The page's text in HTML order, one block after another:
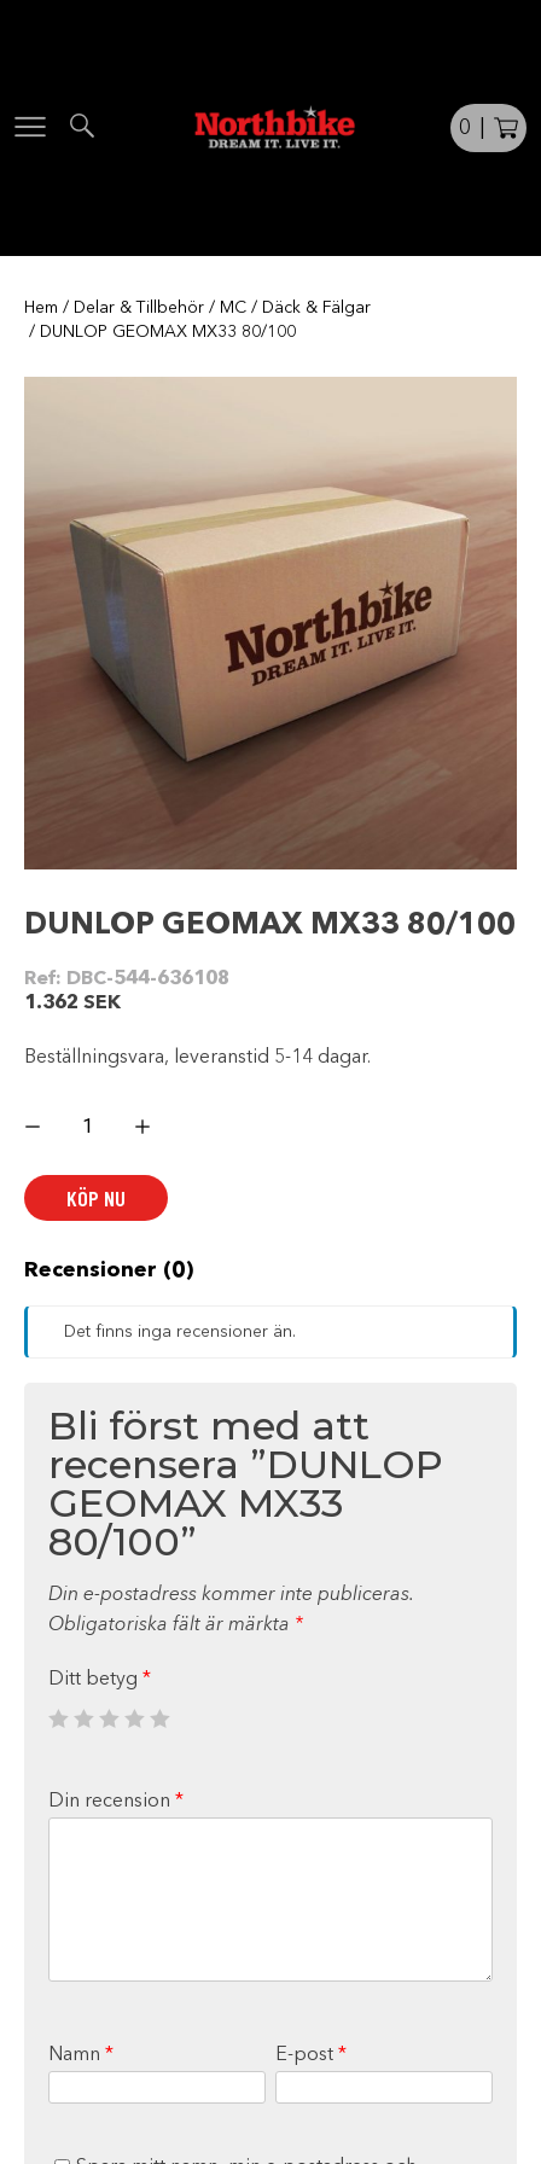
0
Hem / Delar & Tillbehör / MC / Däck & Fälgar
/ DUNLOP GEOMAX MX33 80/100
DUNLOP GEOMAX MX33 80/100
Ref: DBC-544-636108
1.362 SEK
Beställningsvara, leveranstid 5-14 dagar.
GEOMAX
mängd
KÖP NU
Recensioner (0)
Det finns inga recensioner än.
Bli först med att
recensera ”DUNLOP
GEOMAX MX33
80/100”
Din e-postadress kommer inte publiceras.
Obligatoriska fält är märkta *
Ditt betyg *
Din recension *
Namn * E-post *